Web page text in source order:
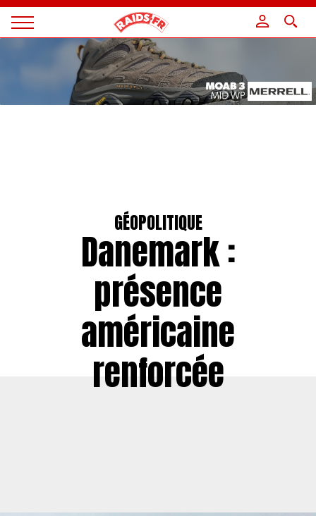
Magazine
GÉOPOLITIQUE
Danemark :
présence
américaine
renforcée
Panneau de gestion des cookies